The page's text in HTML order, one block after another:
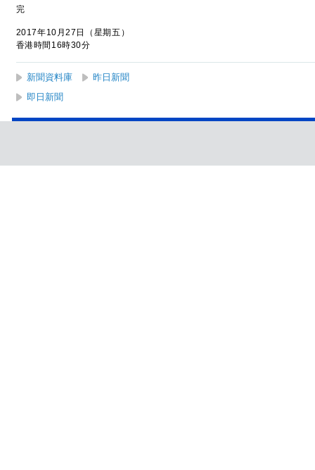
完
2017年10月27日（星期五）
香港時間16時30分
新聞資料庫
昨日新聞
即日新聞